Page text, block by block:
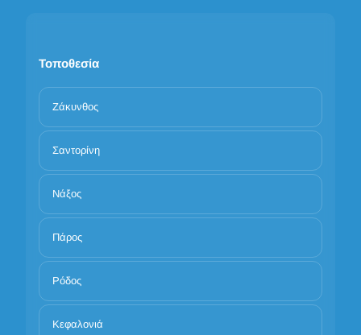
Τοποθεσία
Ζάκυνθος
Σαντορίνη
Νάξος
Πάρος
Ρόδος
Κεφαλονιά